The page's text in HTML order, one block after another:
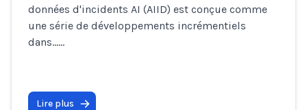
données d'incidents AI (AIID) est conçue comme
une série de développements incrémentiels
dans…...
Lire plus